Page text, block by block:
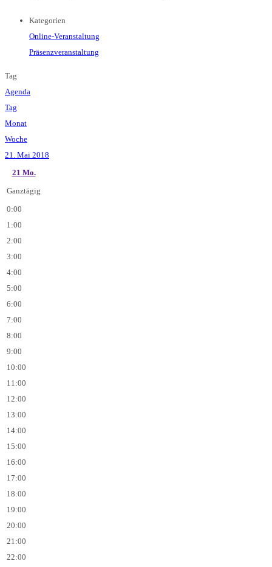
Kategorien
Online-Veranstaltung
Präsenzveranstaltung
Tag
Agenda
Tag
Monat
Woche
21. Mai 2018
21 Mo.
Ganztägig
0:00
1:00
2:00
3:00
4:00
5:00
6:00
7:00
8:00
9:00
10:00
11:00
12:00
13:00
14:00
15:00
16:00
17:00
18:00
19:00
20:00
21:00
22:00